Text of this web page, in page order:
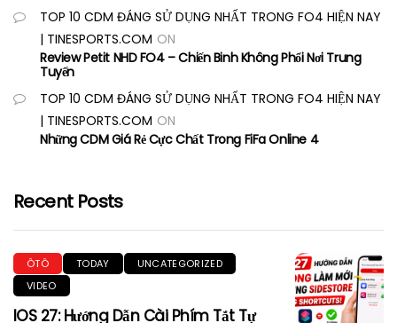
TOP 10 CDM ĐÁNG SỬ DỤNG NHẤT TRONG FO4 HIỆN NAY
| TINESPORTS.COM ON
Review Petit NHD FO4 – Chiến Binh Không Phổi Nơi Trung
Tuyến
TOP 10 CDM ĐÁNG SỬ DỤNG NHẤT TRONG FO4 HIỆN NAY
| TINESPORTS.COM ON
Những CDM Giá Rẻ Cực Chất Trong FiFa Online 4
Recent Posts
ÔTÔ TODAY
UNCATEGORIZED
VIDEO
IOS 27: Hướng Dẫn Cài Phím Tắt Tự